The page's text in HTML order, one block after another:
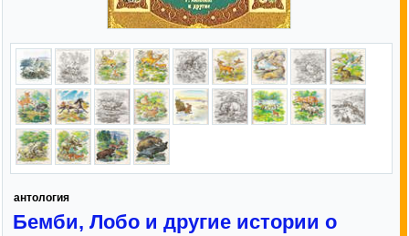
антология
Бемби, Лобо и другие истории о